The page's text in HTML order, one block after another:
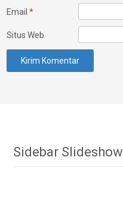
Email*
Situs Web
Sidebar Slideshow